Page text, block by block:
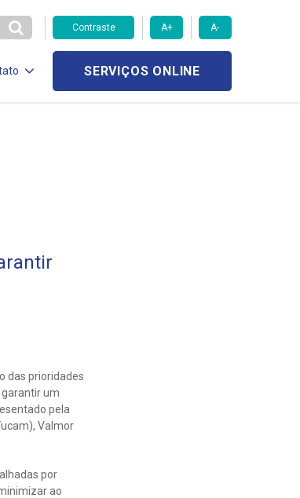
Contraste A+ A-
SERVIÇOS ONLINE
das prioridades
garantir um
pela
Valmor
por
ao